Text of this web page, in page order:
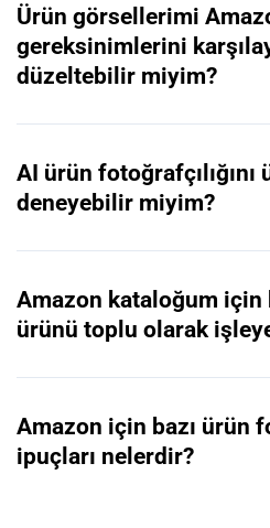
Ürün görsellerimi
gereksinimlerini
düzeltebilir miyim?
AI ürün fotoğrafçılığını
deneyebilir miyim?
Amazon kataloğum
ürünü toplu olarak
Amazon için bazı ürün
ipuçları nelerdir?